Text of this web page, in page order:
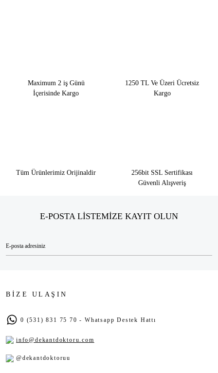
Maximum 2 iş Günü
İçerisinde Kargo
1250 TL Ve Üzeri Ücretsiz
Kargo
Tüm Ürünlerimiz Orijinaldir
256bit SSL Sertifikası
Güvenli Alışveriş
E-POSTA LİSTEMİZE KAYIT OLUN
BİZE ULAŞIN
0 (531) 831 75 70 - Whatsapp Destek Hattı
info@dekantdoktoru.com
@dekantdoktoruu